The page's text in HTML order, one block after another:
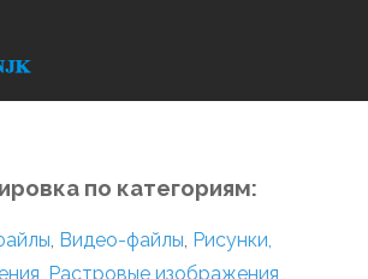
по категориям:
, Видео-файлы, Рисунки,
, Растровые изображения,